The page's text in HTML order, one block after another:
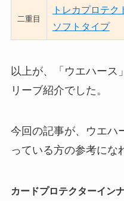
二重目
トレカプロテク
ソフトタイプ
以上が、「ウエハース
リーブ紹介でした。
今回の記事が、ウエハ
っている方の参考にな
カードプロテクターイン